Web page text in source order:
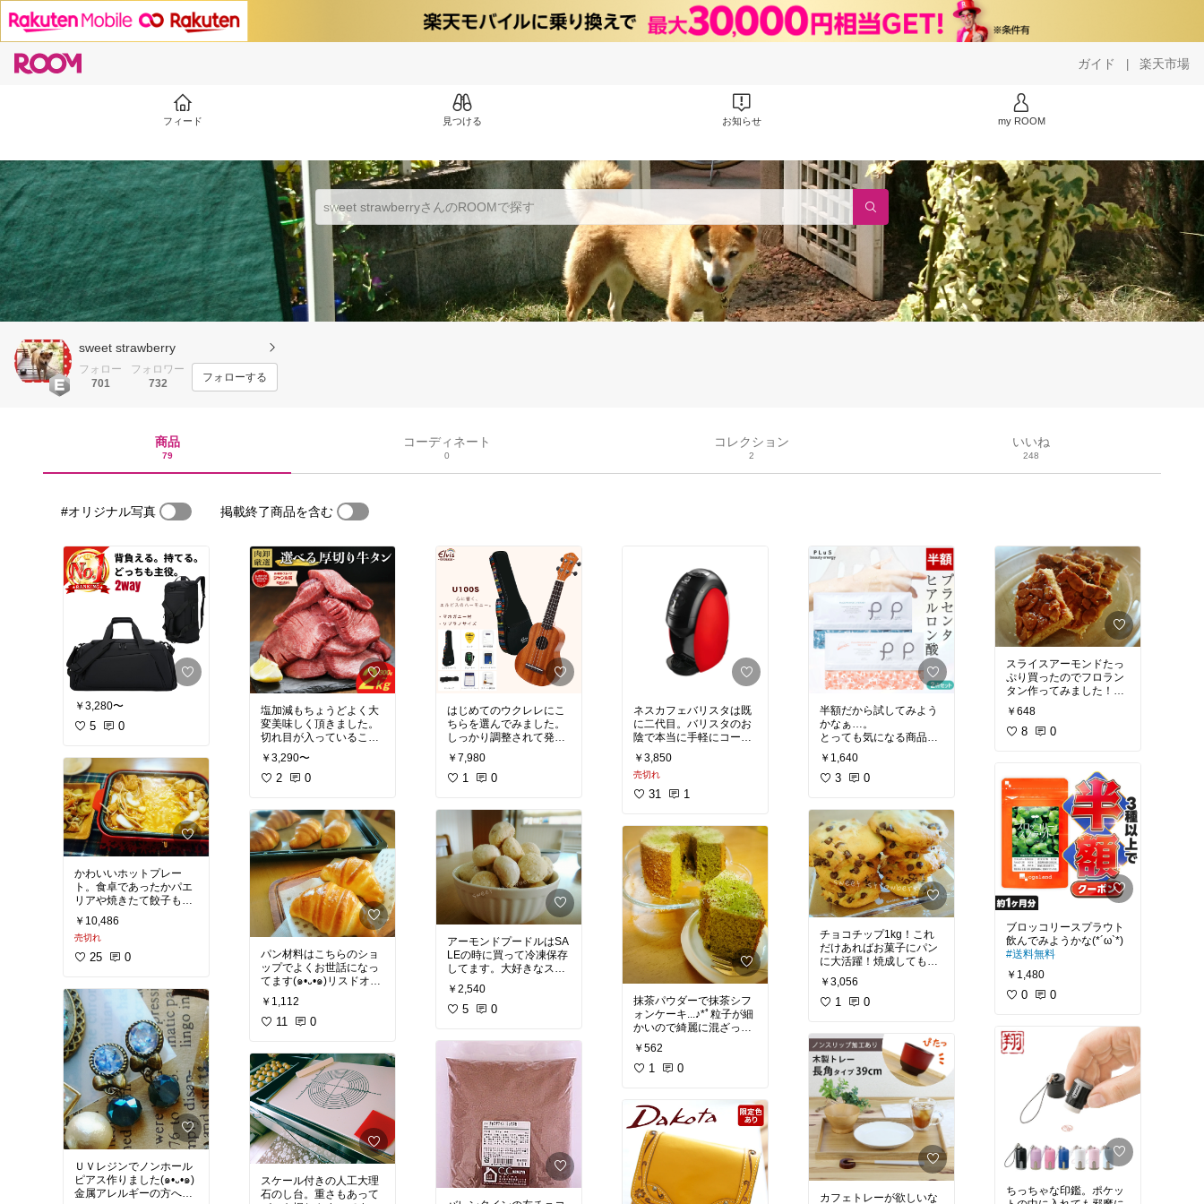
ガイド | 楽天市場
フィード 見つける お知らせ my ROOM
sweet strawberry
フォロー
701
フォロワー
732
フォローする
商品
79
コーディネート
0
コレクション
2
いいね
248
#オリジナル写真 掲載終了商品を含む
￥3,280〜
5 0
かわいいホットプレー
ト。食卓であったかパエ
リアや焼きたて餃子もオ
ススメ。チーズダッカル
ビも作ってみました！た
こ焼きプレートもあるの
#買ってよかった
￥10,486
売切れ
25 0
ＵＶレジンでノンホール
ピアス作りました(๑•᎑•๑)
金属アレルギーの方へも
塩加減もちょうどよく大
変美味しく頂きました。
切れ目が入っていること
で食べやすくお肉も柔ら
かかったです。こんなに
大量の厚切り牛タンが食
￥3,290〜
2 0
パン材料はこちらのショ
ップでよくお世話になっ
てます(๑•᎑•๑)リスドオル
みました！外はパリサ
#買ってよかった
￥1,112
11 0
スケール付きの人工大理
石のし台。重さもあって
はじめてのウクレレにこ
ちらを選んでみました。
しっかり調整されて発送
されていて直ぐにチュー
ニングして弾くことがで
きました。毎回、チュー
ックリです。音色も素晴
らしい。ケースもエスニ
ック柄にして良かったで
す。
￥7,980
1 0
アーモンドプードルはSA
LEの時に買って冷凍保存
してます。大好きなスノ
ーボールクッキーもたっ
#オリジナル写真
￥2,540
5 0
ネスカフェバリスタは既
に二代目。バリスタのお
陰で本当に手軽にコーヒ
ーが飲めるようになりま
した。お値段も安くなっ
#送料無料
￥3,850
売切れ
31 1
抹茶パウダーで抹茶シフ
ォンケーキ...♪*ﾟ粒子が細
かいので綺麗に混ざって
#オリジナル写真
￥562
1 0
半額だから試してみよう
かなぁ…。
#送料無料
￥1,640
3 0
チョコチップ1kg！これ
だけあればお菓子にパン
に大活躍！焼成してもし
#オリジナル写真
￥3,056
1 0
カフェトレーが欲しいな
スライスアーモンドたっ
ぷり買ったのでフロラン
タン作ってみました！お
に！多過ぎず少な過ぎず
ちょうどよい量で保存に
#買ってよかった
￥648
8 0
ブロッコリースプラウト
#送料無料
￥1,480
0 0
ちっちゃな印鑑。ポケッ